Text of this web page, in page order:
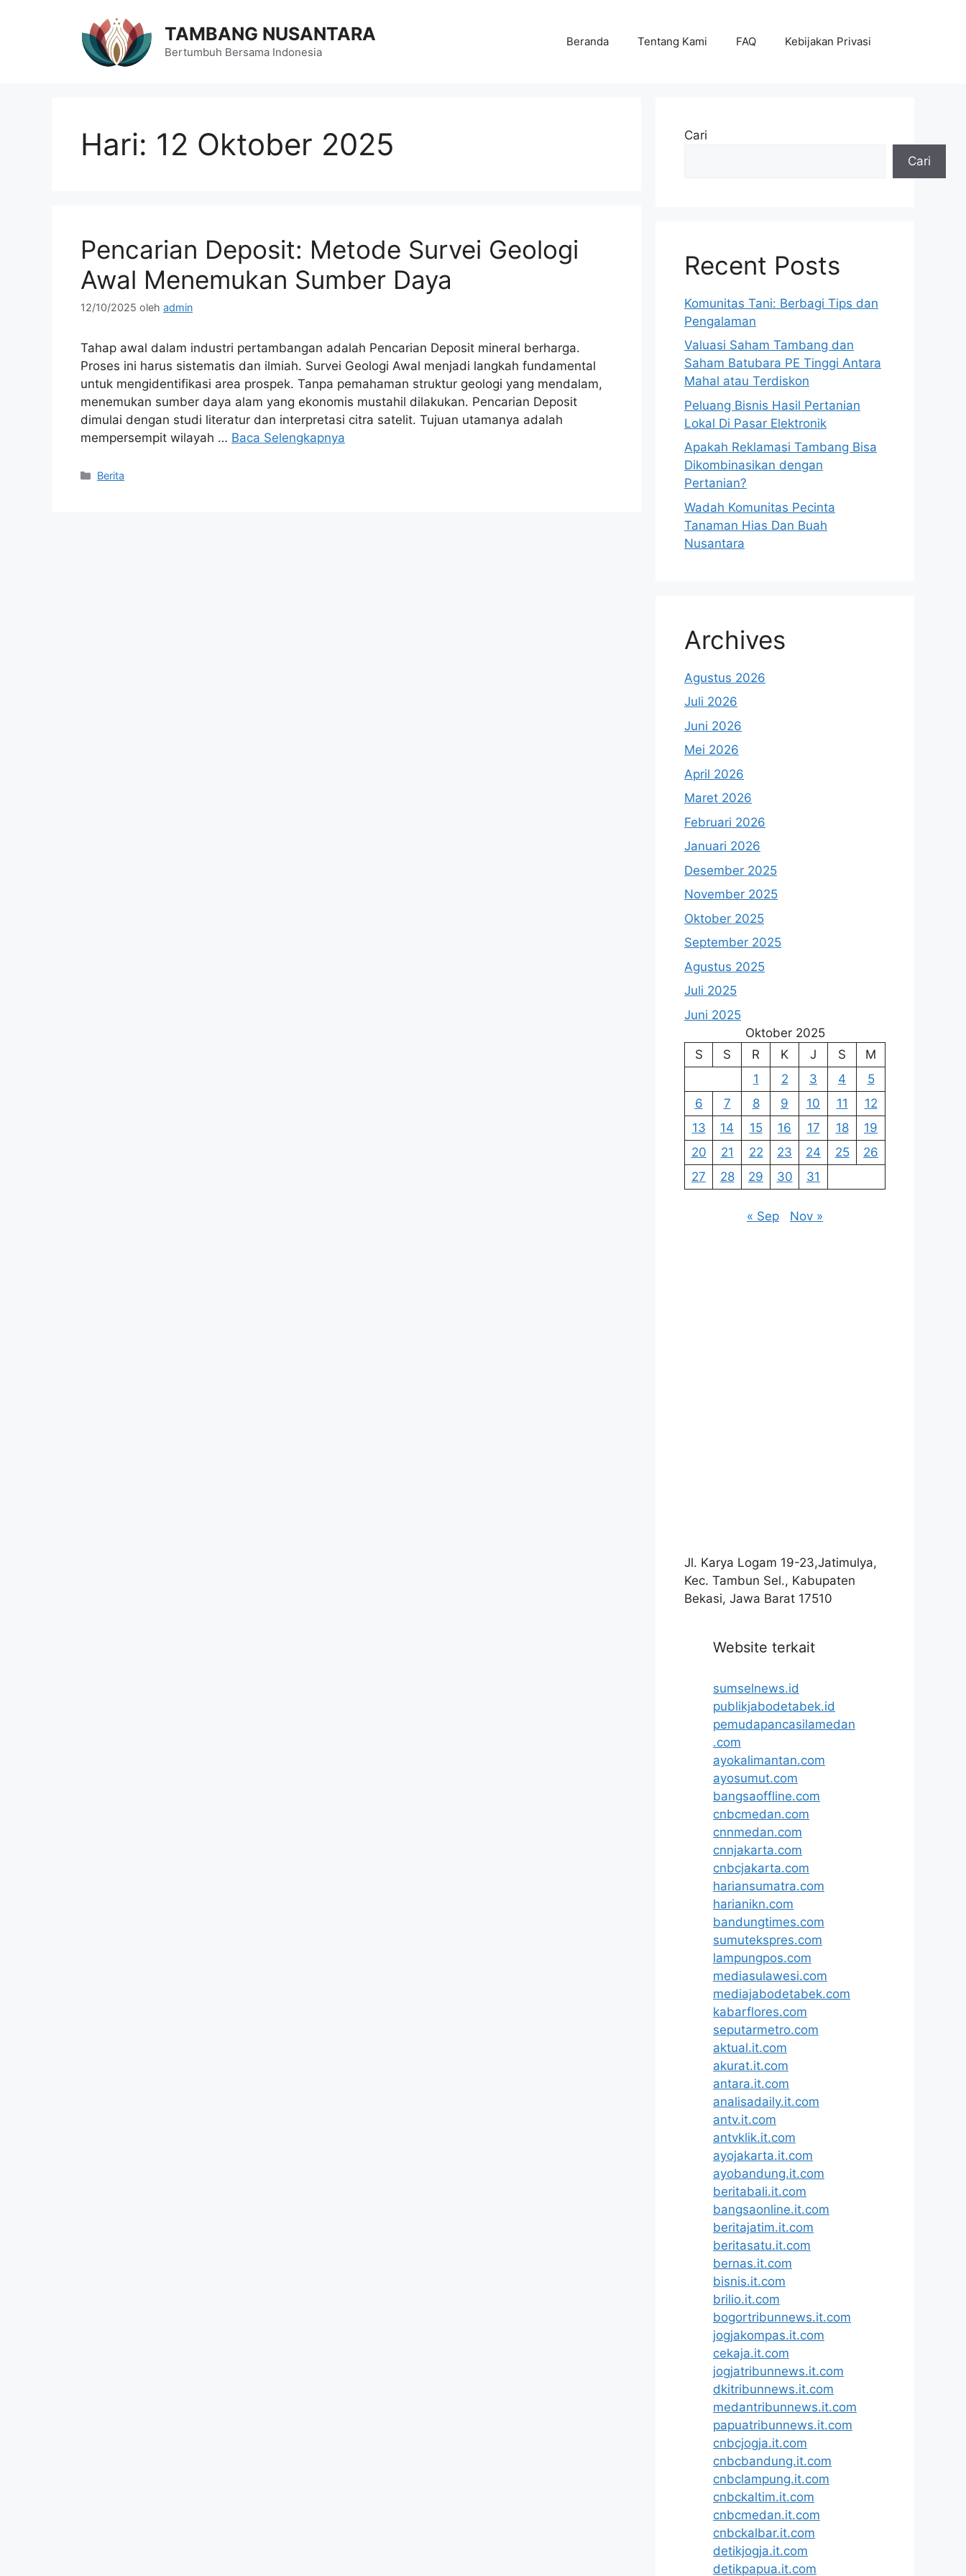
TAMBANG NUSANTARA
Bertumbuh Bersama Indonesia
Beranda Tentang Kami FAQ Kebijakan Privasi
Hari: 12 Oktober 2025
Pencarian Deposit: Metode Survei Geologi
Awal Menemukan Sumber Daya
12/10/2025 oleh admin
Tahap awal dalam industri pertambangan adalah Pencarian Deposit mineral berharga.
Proses ini harus sistematis dan ilmiah. Survei Geologi Awal menjadi langkah fundamental
untuk mengidentifikasi area prospek. Tanpa pemahaman struktur geologi yang mendalam,
menemukan sumber daya alam yang ekonomis mustahil dilakukan. Pencarian Deposit
dimulai dengan studi literatur dan interpretasi citra satelit. Tujuan utamanya adalah
mempersempit wilayah … Baca Selengkapnya
Kategori
Berita
Cari
Cari
Recent Posts
Komunitas Tani: Berbagi Tips dan
Pengalaman
Valuasi Saham Tambang dan
Saham Batubara PE Tinggi Antara
Mahal atau Terdiskon
Peluang Bisnis Hasil Pertanian
Lokal Di Pasar Elektronik
Apakah Reklamasi Tambang Bisa
Dikombinasikan dengan
Pertanian?
Wadah Komunitas Pecinta
Tanaman Hias Dan Buah
Nusantara
Archives
Agustus 2026
Juli 2026
Juni 2026
Mei 2026
April 2026
Maret 2026
Februari 2026
Januari 2026
Desember 2025
November 2025
Oktober 2025
September 2025
Agustus 2025
Juli 2025
Juni 2025
Oktober 2025
S
S R K J S
M
1
2 3 4
5
6
7 8 9 10 11
12
13
14 15 16 17 18
19
20
21 22 23 24 25
26
27
28 29 30 31
« Sep Nov »
Jl. Karya Logam 19-23,Jatimulya,
Kec. Tambun Sel., Kabupaten
Bekasi, Jawa Barat 17510
Website terkait
sumselnews.id
publikjabodetabek.id
pemudapancasilamedan
.com
ayokalimantan.com
ayosumut.com
bangsaoffline.com
cnbcmedan.com
cnnmedan.com
cnnjakarta.com
cnbcjakarta.com
hariansumatra.com
harianikn.com
bandungtimes.com
sumutekspres.com
lampungpos.com
mediasulawesi.com
mediajabodetabek.com
kabarflores.com
seputarmetro.com
aktual.it.com
akurat.it.com
antara.it.com
analisadaily.it.com
antv.it.com
antvklik.it.com
ayojakarta.it.com
ayobandung.it.com
beritabali.it.com
bangsaonline.it.com
beritajatim.it.com
beritasatu.it.com
bernas.it.com
bisnis.it.com
brilio.it.com
bogortribunnews.it.com
jogjakompas.it.com
cekaja.it.com
jogjatribunnews.it.com
dkitribunnews.it.com
medantribunnews.it.com
papuatribunnews.it.com
cnbcjogja.it.com
cnbcbandung.it.com
cnbclampung.it.com
cnbckaltim.it.com
cnbcmedan.it.com
cnbckalbar.it.com
detikjogja.it.com
detikpapua.it.com